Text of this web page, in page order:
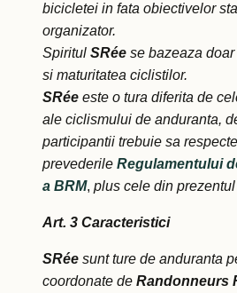
bicicletei in fata obiectivelor
organizator.
Spiritul SRée se bazeaza
si maturitatea ciclistilor.
SRée este o tura diferita de
ale ciclismului de anduranta,
participantii trebuie sa
prevederile Regulamentului
a BRM, plus cele din
Art. 3 Caracteristici
SRée sunt ture de anduranta
coordonate de Randonneurs